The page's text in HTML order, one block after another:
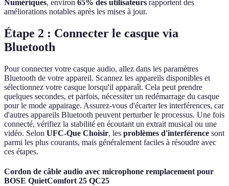
Numériques, environ 65% des utilisateurs rapportent des
améliorations notables après les mises à jour.
Étape 2 : Connecter le casque via
Bluetooth
Pour connecter votre casque audio, allez dans les paramètres
Bluetooth de votre appareil. Scannez les appareils disponibles et
sélectionnez votre casque lorsqu'il apparaît. Cela peut prendre
quelques secondes, et parfois, nécessiter un redémarrage du casque
pour le mode appairage. Assurez-vous d'écarter les interférences, car
d'autres appareils Bluetooth peuvent perturber le processus. Une fois
connecté, vérifiez la stabilité en écoutant un extrait musical ou une
vidéo. Selon UFC-Que Choisir, les problèmes d'interférence sont
parmi les plus courants, mais généralement faciles à résoudre avec
ces étapes.
Cordon de câble audio avec microphone remplacement pour
BOSE QuietComfort 25 QC25